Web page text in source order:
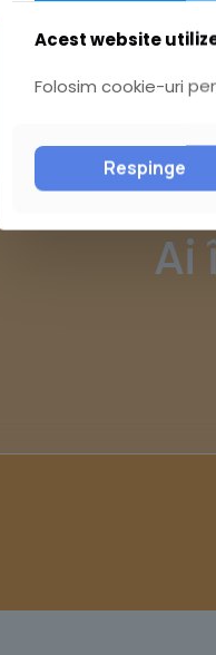
Ai
Acest website
Folosim cookie-uri
Respinge